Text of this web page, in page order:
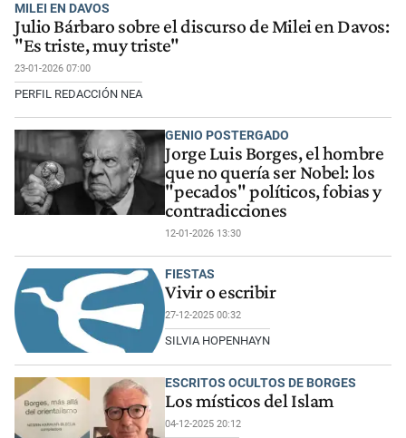
MILEI EN DAVOS
Julio Bárbaro sobre el discurso de Milei en Davos:
"Es triste, muy triste"
23-01-2026 07:00
PERFIL REDACCIÓN NEA
GENIO POSTERGADO
Jorge Luis Borges, el hombre
que no quería ser Nobel: los
"pecados" políticos, fobias y
contradicciones
12-01-2026 13:30
FIESTAS
Vivir o escribir
27-12-2025 00:32
SILVIA HOPENHAYN
ESCRITOS OCULTOS DE BORGES
Los místicos del Islam
04-12-2025 20:12